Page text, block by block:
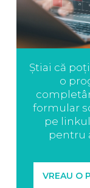
Știai că
o
formular
pe
pentru
VREAU O